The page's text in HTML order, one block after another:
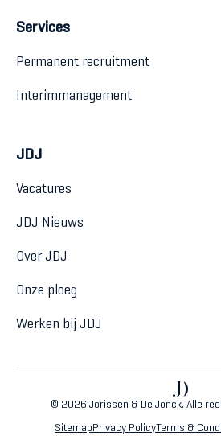
Services
Permanent recruitment
Interimmanagement
JDJ
Vacatures
JDJ Nieuws
Over JDJ
Onze ploeg
Werken bij JDJ
© 2026 Jorissen & De Jonck. Alle
Sitemap Privacy PolicyTerms &